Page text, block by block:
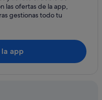
Pollença
las ofertas de la app,
gestionas todo tu
app